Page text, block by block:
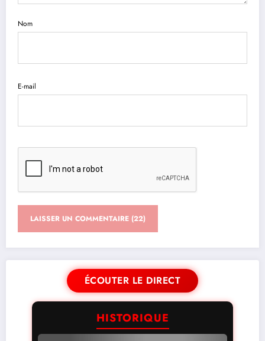
Nom
E-mail
ÉCOUTER LE DIRECT
HISTORIQUE